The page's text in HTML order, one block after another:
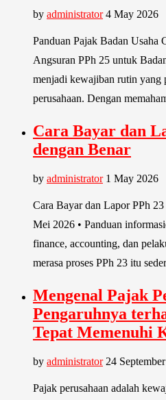
by administrator 4 May 2026
Panduan Pajak Badan Usaha
Angsuran PPh 25 untuk
menjadi kewajiban rutin yang
perusahaan. Dengan
Cara Bayar dan
dengan Benar
by administrator 1 May 2026
Cara Bayar dan Lapor PPh
Mei 2026 • Panduan
finance, accounting, dan
merasa proses PPh 23 itu
Mengenal Pajak
Pengaruhnya
Tepat Memenuhi
by administrator 24
Pajak perusahaan adalah